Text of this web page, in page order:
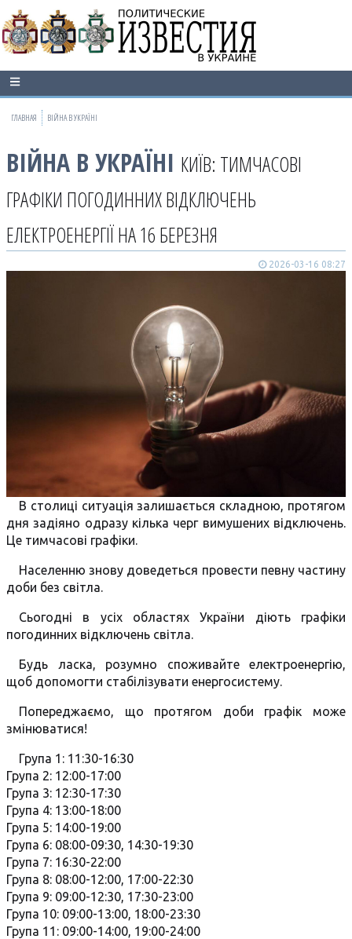
ГЛАВНАЯ ВІЙНА В УКРАЇНІ
ВІЙНА В УКРАЇНІ КИЇВ: ТИМЧАСОВІ
ГРАФІКИ ПОГОДИННИХ ВІДКЛЮЧЕНЬ
ЕЛЕКТРОЕНЕРГІЇ НА 16 БЕРЕЗНЯ
2026-03-16 08:27
В столиці ситуація залишається складною, протягом
дня задіяно одразу кілька черг вимушених відключень.
Це тимчасові графіки.
Населенню знову доведеться провести певну частину
доби без світла.
Сьогодні в усіх областях України діють графіки
погодинних відключень світла.
Будь ласка, розумно споживайте електроенергію,
щоб допомогти стабілізувати енергосистему.
Попереджаємо, що протягом доби графік може
змінюватися!
Група 1: 11:30-16:30
Група 2: 12:00-17:00
Група 3: 12:30-17:30
Група 4: 13:00-18:00
Група 5: 14:00-19:00
Група 6: 08:00-09:30, 14:30-19:30
Група 7: 16:30-22:00
Група 8: 08:00-12:00, 17:00-22:30
Група 9: 09:00-12:30, 17:30-23:00
Група 10: 09:00-13:00, 18:00-23:30
Група 11: 09:00-14:00, 19:00-24:00